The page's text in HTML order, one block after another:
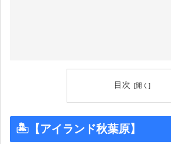
目次
🏝【アイランド秋葉原】